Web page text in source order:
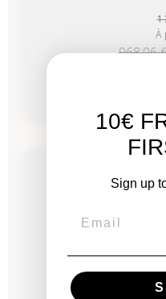
1
À
968,06
PROMO -
10€
Sign up